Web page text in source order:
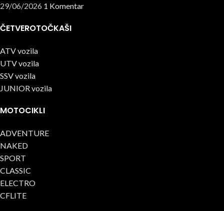
29/06/2026 1 Komentar
ČETVEROTOČKAŠI
ATV vozila
UTV vozila
SSV vozila
JUNIOR vozila
MOTOCIKLI
ADVENTURE
NAKED
SPORT
CLASSIC
ELECTRO
CFLITE